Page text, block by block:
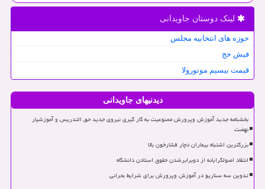
لینک دوستان جاویدانی
حوزه های انتخابیه مجلس
فیش حج
قیمت بیسیم موتورولا
دیدنیهای جاویدانی
بخشنامه جدید آموزش وپرورش ممنوعیت به کار گیری نیروی جدید حق التدریس و آموزشیار
نهضت
بزرگترین اشتباه بیماران دچار فشارخون بالا
انتقاد اصولگرایانه از دوبرابرشدن حقوق استادن دانشگاه
تدوین سه سناریو در آموزش وپرورش برای شرایط بحرانی